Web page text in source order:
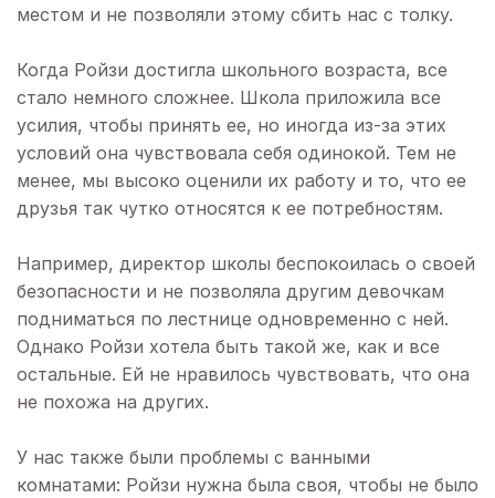
местом и не позволяли этому сбить нас с толку.
Когда Ройзи достигла школьного возраста, все
стало немного сложнее. Школа приложила все
усилия, чтобы принять ее, но иногда из-за этих
условий она чувствовала себя одинокой. Тем не
менее, мы высоко оценили их работу и то, что ее
друзья так чутко относятся к ее потребностям.
Например, директор школы беспокоилась о своей
безопасности и не позволяла другим девочкам
подниматься по лестнице одновременно с ней.
Однако Ройзи хотела быть такой же, как и все
остальные. Ей не нравилось чувствовать, что она
не похожа на других.
У нас также были проблемы с ванными
комнатами: Ройзи нужна была своя, чтобы не было